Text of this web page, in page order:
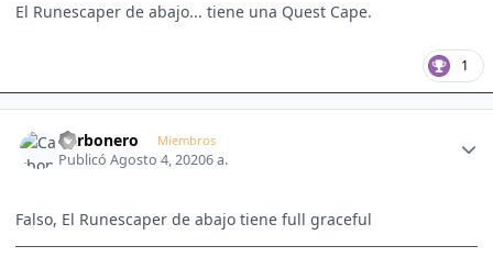
El Runescaper de abajo... tiene una Quest Cape.
1
Carbonero Miembros
PublicóAgosto 4, 20206 a.
Falso, El Runescaper de abajo tiene full graceful